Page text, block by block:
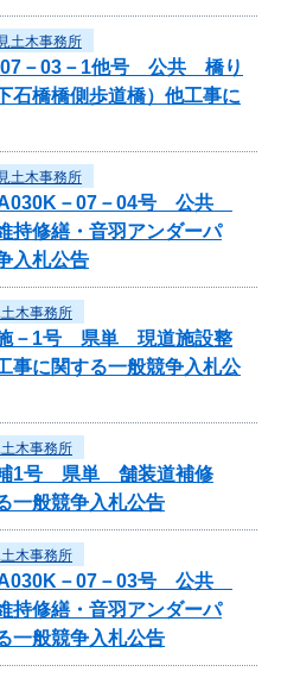
土木事務所
－03－1他号 公共 橋り
石橋橋側歩道橋）他工事に
土木事務所
A030K－07－04号 公共
持修繕・音羽アンダーパ
入札公告
木事務所
施－1号 県単 現道施設整
事に関する一般競争入札公
木事務所
補1号 県単 舗装道補修
一般競争入札公告
木事務所
A030K－07－03号 公共
持修繕・音羽アンダーパ
一般競争入札公告